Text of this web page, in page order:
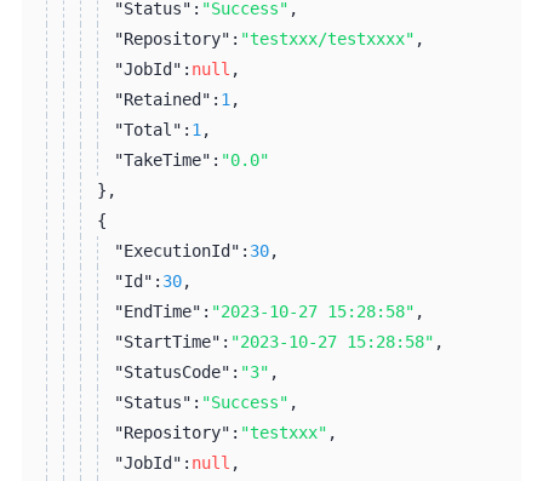
"Status": "Success" ,
"Repository": "testxxx/testxxxx" ,
"JobId": null ,
"Retained": 1 ,
"Total": 1 ,
"TakeTime": "0.0"
} ,
{
"ExecutionId": 30,
"Id": 30,
"EndTime": "2023-10-27 15:28:58" ,
"StartTime": "2023-10-27 15:28:58" ,
"StatusCode": "3" ,
"Status": "Success" ,
"Repository": "testxxx" ,
"JobId": null ,